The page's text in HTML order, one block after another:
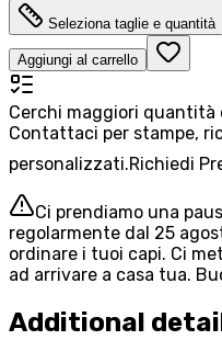
Seleziona taglie e quantità
Aggiungi al carrello
Cerchi maggiori quantità
Contattaci per stampe,
personalizzati.Richiedi
Ci prendiamo una
regolarmente dal 25
ordinare i tuoi capi. Ci
ad arrivare a casa tua.
Additional